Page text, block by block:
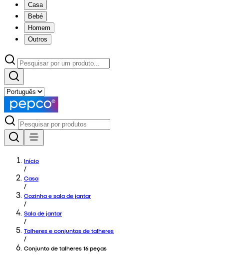
Casa
Bebé
Homem
Outros
Início
/
Casa
/
Cozinha e sala de jantar
/
Sala de jantar
/
Talheres e conjuntos de talheres
/
Conjunto de talheres 16 peças